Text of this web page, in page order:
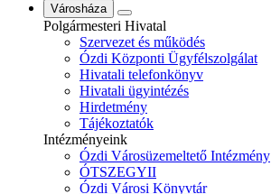
Városháza
Polgármesteri Hivatal
Szervezet és működés
Ózdi Központi Ügyfélszolgálat
Hivatali telefonkönyv
Hivatali ügyintézés
Hirdetmény
Tájékoztatók
Intézményeink
Ózdi Városüzemeltető Intézmény
ÓTSZEGYII
Ózdi Városi Könyvtár